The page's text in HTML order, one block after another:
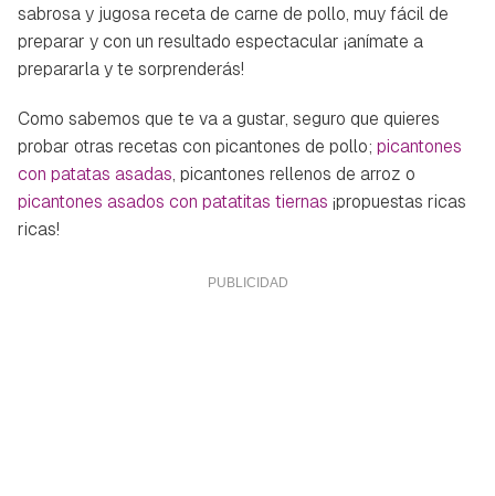
sabrosa y jugosa receta de carne de pollo, muy fácil de
preparar y con un resultado espectacular ¡anímate a
prepararla y te sorprenderás!
Como sabemos que te va a gustar, seguro que quieres
probar otras recetas con picantones de pollo; picantones
con patatas asadas, picantones rellenos de arroz o
picantones asados con patatitas tiernas ¡propuestas ricas
ricas!